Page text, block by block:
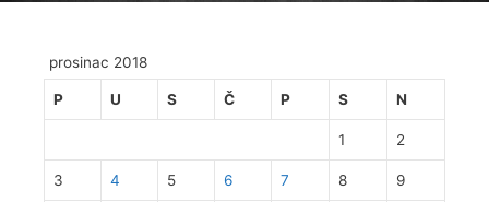
prosinac 2018
P U S Č P S N
1 2
3 4 5 6 7 8 9